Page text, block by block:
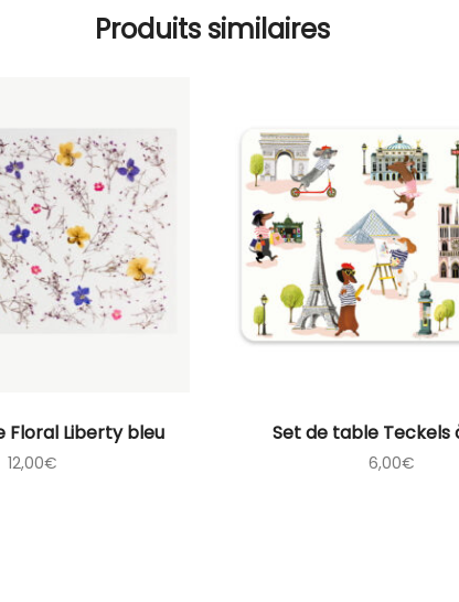
Produits similaires
Floral Liberty bleu
12,00€
Set de table Teckels
6,00€